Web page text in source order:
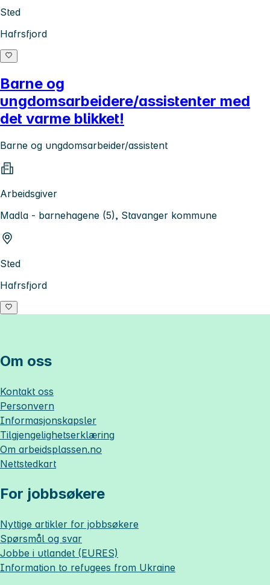
Sted
Hafrsfjord
Barne og
ungdomsarbeidere/assistenter med
det varme blikket!
Barne og ungdomsarbeider/assistent
Arbeidsgiver
Madla - barnehagene (5), Stavanger kommune
Sted
Hafrsfjord
Om oss
Kontakt oss
Personvern
Informasjonskapsler
Tilgjengelighetserklæring
Om arbeidsplassen.no
Nettstedkart
For jobbsøkere
Nyttige artikler for jobbsøkere
Spørsmål og svar
Jobbe i utlandet (EURES)
Information to refugees from Ukraine